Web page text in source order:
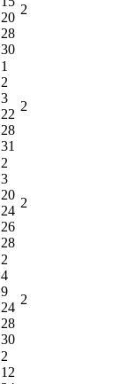
20
28
30
2
1
2
3
22
28
31
2
2
3
20
24
26
28
2
2
4
9
24
28
30
2
2
12